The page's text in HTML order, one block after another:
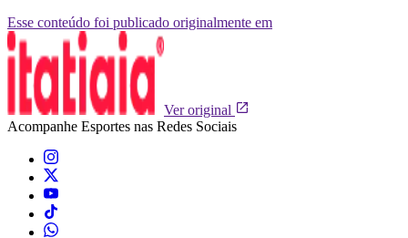
Esse conteúdo foi publicado originalmente em
Ver original
Acompanhe Esportes nas Redes Sociais